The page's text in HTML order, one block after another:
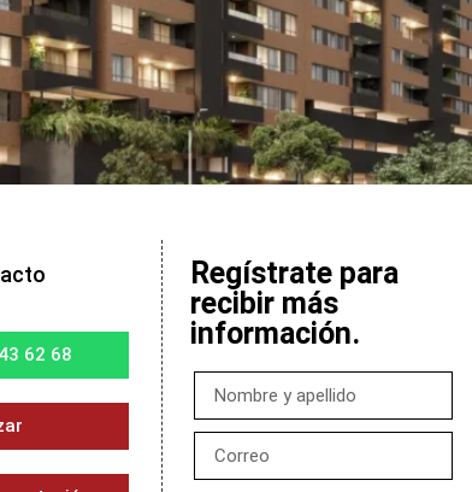
62 68
Regístrate para
recibir más
información.